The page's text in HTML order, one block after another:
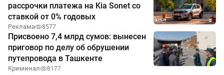
рассрочки платежа на Kia Sonet со
ставкой от 0% годовых
Реклама 8577
Присвоено 7,4 млрд сумов: вынесен
приговор по делу об обрушении
путепровода в Ташкенте
Криминал 8177